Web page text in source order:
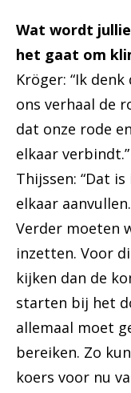
Wat wordt
het gaat om
Kröger: “Ik
ons verhaal de
dat onze rode
elkaar verbindt.”
Thijssen: “Dat
elkaar
Verder moeten
inzetten. Voor
kijken dan de
starten bij het
allemaal moet
bereiken. Zo
koers voor nu